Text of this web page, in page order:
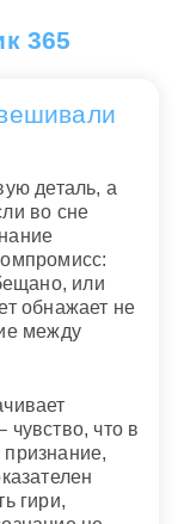
365
деталь, а
во сне
или
обнажает не
между
что в
гири,